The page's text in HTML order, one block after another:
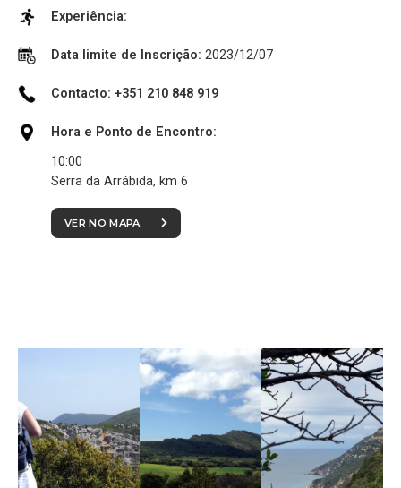
Experiência:
Data limite de Inscrição: 2023/12/07
Contacto: +351 210 848 919
Hora e Ponto de Encontro:
10:00
Serra da Arrábida, km 6
VER NO MAPA